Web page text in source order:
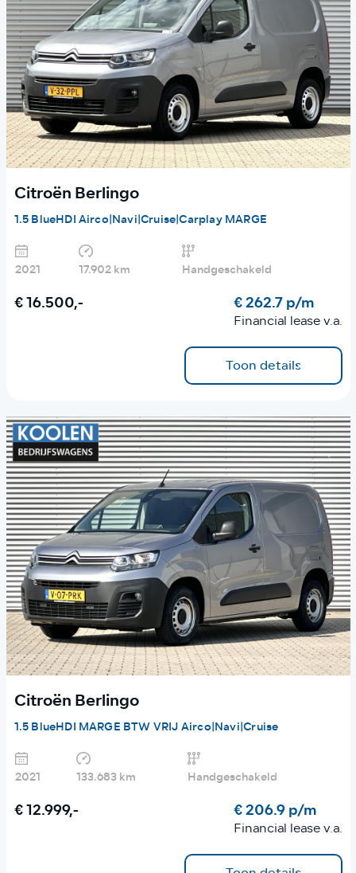
Citroën Berlingo
1.5 BlueHDI Airco|Navi|Cruise|Carplay MARGE
2021 17.902 km Handgeschakeld
€ 16.500,- € 262.7 p/m
Financial lease v.a.
Toon details
Citroën Berlingo
1.5 BlueHDI MARGE BTW VRIJ Airco|Navi|Cruise
2021 133.683 km Handgeschakeld
€ 12.999,- € 206.9 p/m
Financial lease v.a.